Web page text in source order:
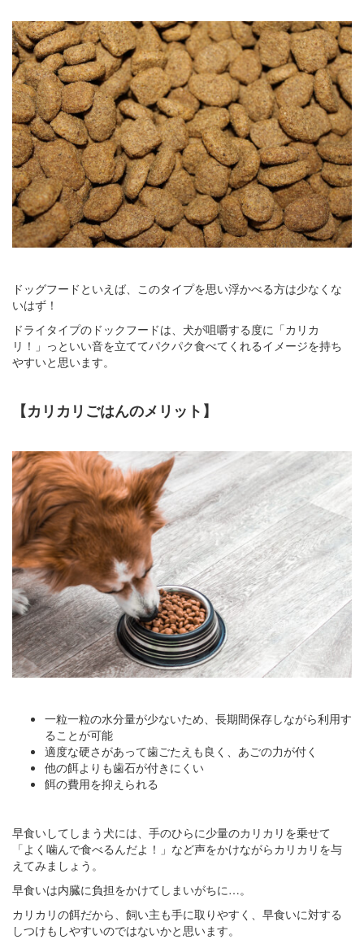
ドッグフードといえば、このタイプを思い浮かべる方は少なくな
いはず！
ドライタイプのドックフードは、犬が咀嚼する度に「カリカ
リ！」っといい音を立ててパクパク食べてくれるイメージを持ち
やすいと思います。
【カリカリごはんのメリット】
一粒一粒の水分量が少ないため、長期間保存しながら利用す
ることが可能
適度な硬さがあって歯ごたえも良く、あごの力が付く
他の餌よりも歯石が付きにくい
餌の費用を抑えられる
早食いしてしまう犬には、手のひらに少量のカリカリを乗せて
「よく噛んで食べるんだよ！」など声をかけながらカリカリを与
えてみましょう。
早食いは内臓に負担をかけてしまいがちに…。
カリカリの餌だから、飼い主も手に取りやすく、早食いに対する
しつけもしやすいのではないかと思います。